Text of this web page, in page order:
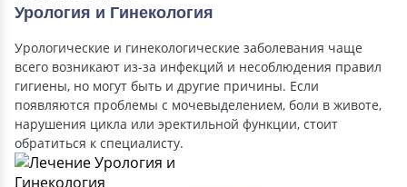
Урология и Гинекология
Урологические и гинекологические заболевания чаще
всего возникают из-за инфекций и несоблюдения правил
гигиены, но могут быть и другие причины. Если
появляются проблемы с мочевыделением, боли в животе,
нарушения цикла или эректильной функции, стоит
обратиться к специалисту.